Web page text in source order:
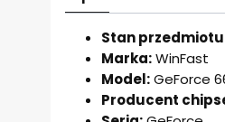
Stan
Marka:WinFast
Model:GeForce
Producent